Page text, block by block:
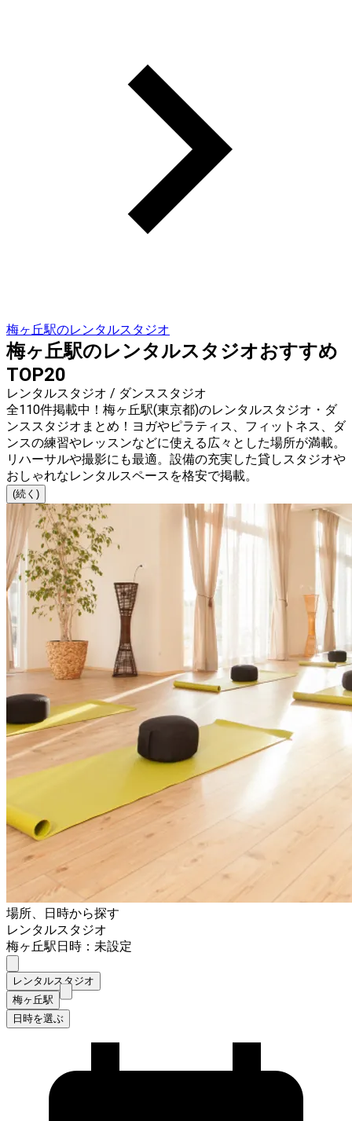
梅ヶ丘駅のレンタルスタジオ
梅ヶ丘駅のレンタルスタジオおすすめ
TOP20
レンタルスタジオ / ダンススタジオ
全110件掲載中！梅ヶ丘駅(東京都)のレンタルスタジオ・ダ
ンススタジオまとめ！ヨガやピラティス、フィットネス、ダ
ンスの練習やレッスンなどに使える広々とした場所が満載。
リハーサルや撮影にも最適。設備の充実した貸しスタジオや
おしゃれなレンタルスペースを格安で掲載。
(続く)
場所、日時から探す
レンタルスタジオ
梅ヶ丘駅日時：未設定
レンタルスタジオ
梅ヶ丘駅
日時を選ぶ